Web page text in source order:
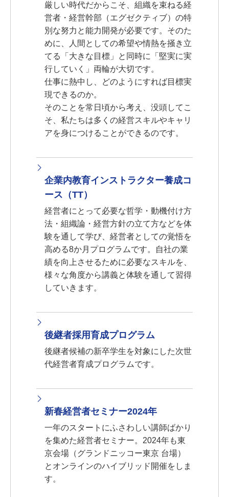
厳しい時代だからこそ、組織を束ねる経
営者・経営幹部（エグゼクティブ）の特
別な努力と能力開発が必要です。そのた
めに、人間としての希望や情熱を掻き立
てる「大きな目標」と同時に「堅実に実
行していく」両輪が大切です。
仕事に熱中し、どのようにすれば目標実
現できるのか。
そのことを常日頃から考え、没頭してこ
そ、私たちは多くの経営スキルやキャリ
アを身につけることができるのです。
企業内教育インストラクター養成コ
ース（TT）
経営者にとって必要な哲学・動機付け方
法・組織論・経営方針の立て方などを体
験を通して学び、経営者としての覚悟を
高める8か月プログラムです。自社の業
績を向上させるために必要なスキルを、
様々な角度から講義と体験を通して習得
していきます。
後継者採用育成プログラム
後継者候補の新卒学生を対象にした次世
代経営者育成プログラムです。
新春経営者セミナー2024年
一年のスタートにふさわしい講師ばかり
を集めた経営者セミナー。2024年も東
京会場（グランドニッコー東京 台場）
とオンラインのハイブリッド開催をしま
す。